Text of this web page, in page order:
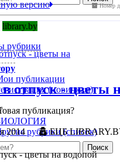
Номер
версию
library.by
рубрики
публикации
(новичкам)
публикация?
рубрики (список)
в отпуск - цветы
2014 БЦБ
- цветы на водопой